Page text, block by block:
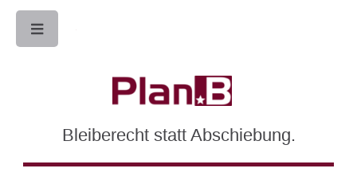
Bleiberecht statt Abschiebung.